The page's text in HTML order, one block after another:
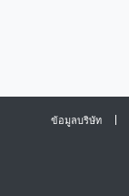
ข้อมูลบริษัท